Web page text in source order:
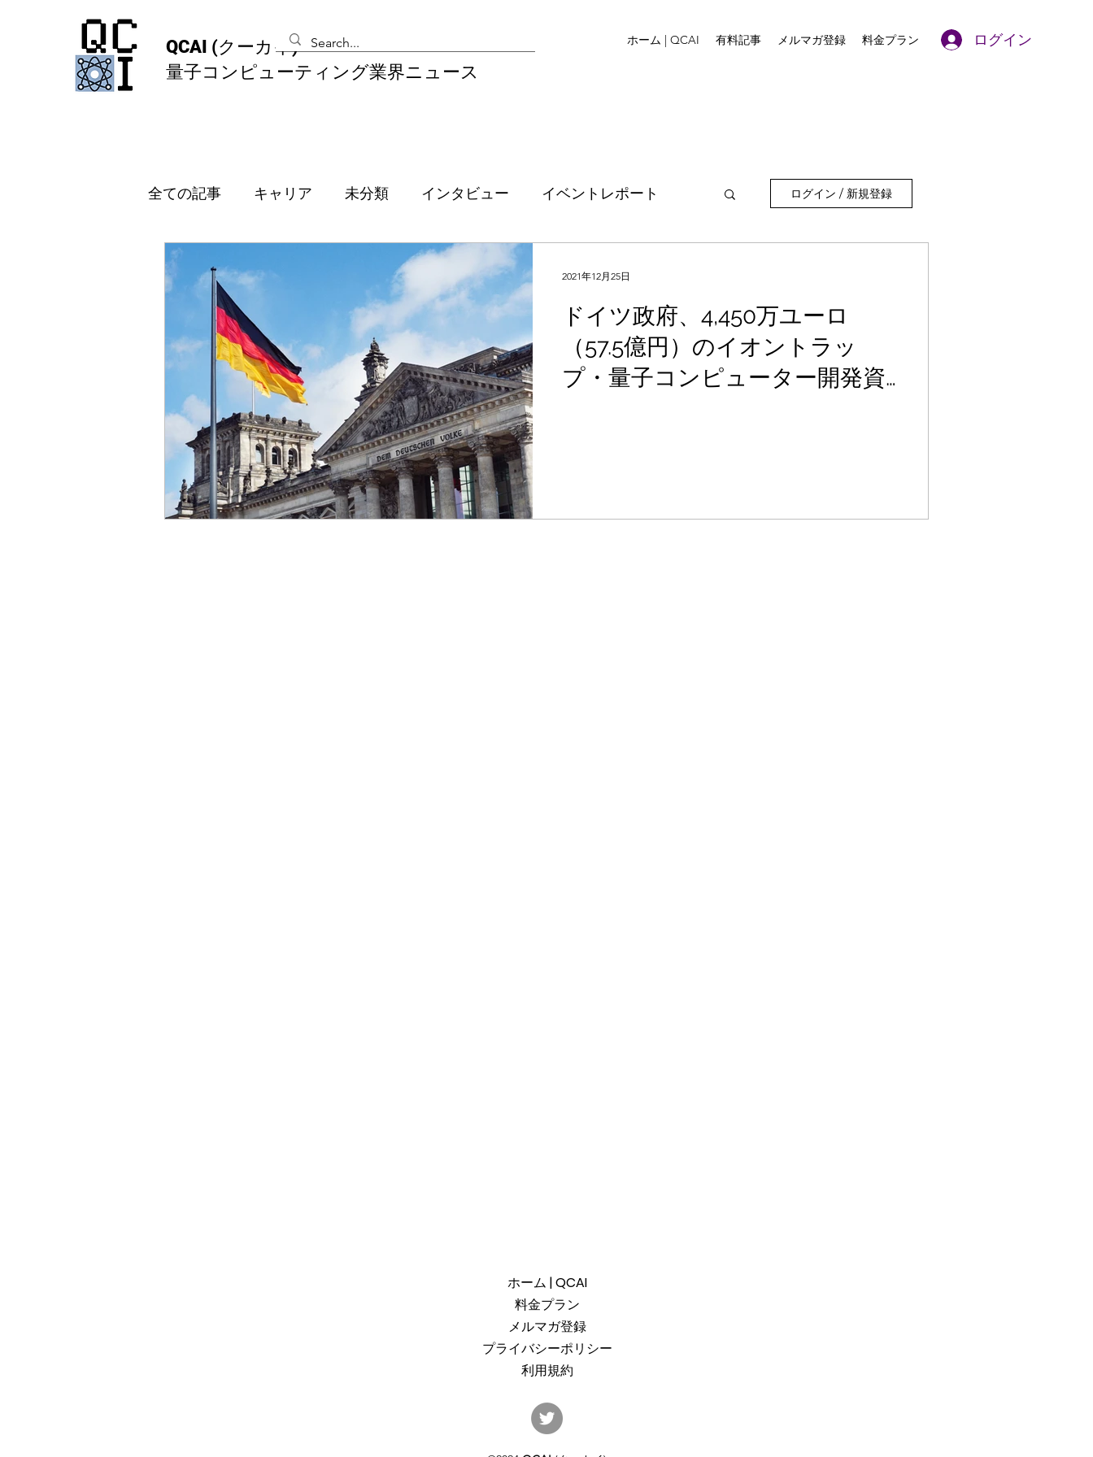
QCAI (クーカイ)
量子コンピューティング業界ニュース
ホーム | QCAI 有料記事 メルマガ登録 料金プラン ログイン
全ての記事 キャリア 未分類 インタビュー イベントレポート
イベント情報
オランダ イギリス フランス
量子通信 冷却原子 中国 QCAI 量子業界ニュース
ログイン / 新規登録
ドイツ政府、4,450万ユーロ
（57.5億円）のイオントラッ
プ・量子コンピューター開発資
2021年12月25日
ホーム | QCAI
料金プラン
メルマガ登録
プライバシーポリシー
利用規約